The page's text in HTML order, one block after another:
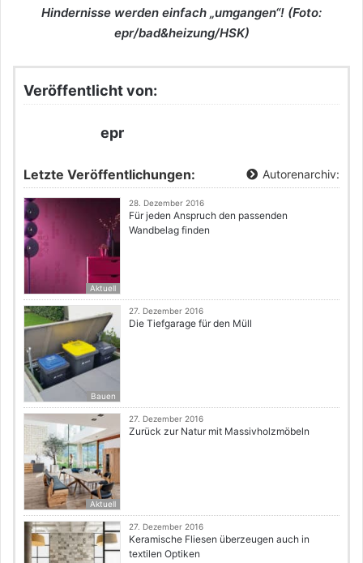
Hindernisse werden einfach „umgangen“! (Foto:
epr/bad&heizung/HSK)
Veröffentlicht von:
epr
Letzte Veröffentlichungen: Autorenarchiv:
Aktuell
28. Dezember 2016
Für jeden Anspruch den passenden
Wandbelag finden
Bauen
27. Dezember 2016
Die Tiefgarage für den Müll
Aktuell
27. Dezember 2016
Zurück zur Natur mit Massivholzmöbeln
27. Dezember 2016
Keramische Fliesen überzeugen auch in
textilen Optiken